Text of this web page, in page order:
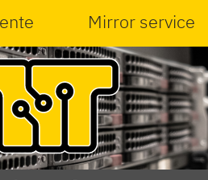
Mirror service